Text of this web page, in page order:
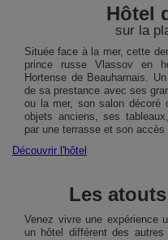
sur votre
cliquez ICI.
Hôtel
sur la
Située face à la mer, cette
prince russe Vlassov en
Hortense de Beauharnais.
de sa prestance avec ses
ou la mer, son salon décoré
objets anciens, ses
par une terrasse et son accès
Découvrir l'hôtel
Les
Venez vivre une expérience
un hôtel différent des